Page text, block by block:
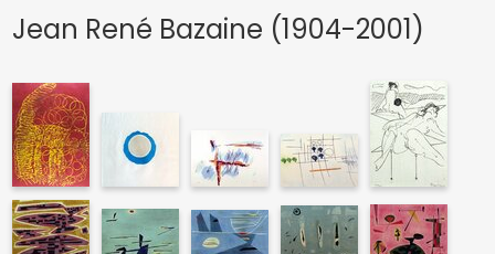
Jean René Bazaine (1904-2001)